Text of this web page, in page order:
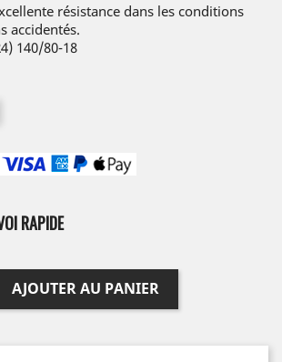
résistance dans les conditions
accidentés.
140/80-18
RAPIDE
AJOUTER AU PANIER